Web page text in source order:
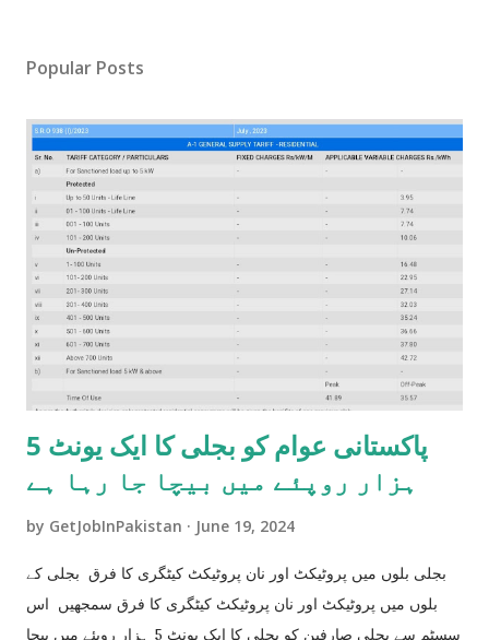
Popular Posts
پاکستانی عوام کو بجلی کا ایک یونٹ 5
ہزار روپئے میں بیچا جا رہا ہے
by GetJobInPakistan June 19, 2024
بجلی بلوں میں پروٹیکٹ اور نان پروٹیکٹ کیٹگری کا فرق بجلی کے
بلوں میں پروٹیکٹ اور نان پروٹیکٹ کیٹگری کا فرق سمجھیں اس
سسٹم سے بجلی صارفین کو بجلی کا ایک یونٹ 5 ہزار روپئے میں بیچا